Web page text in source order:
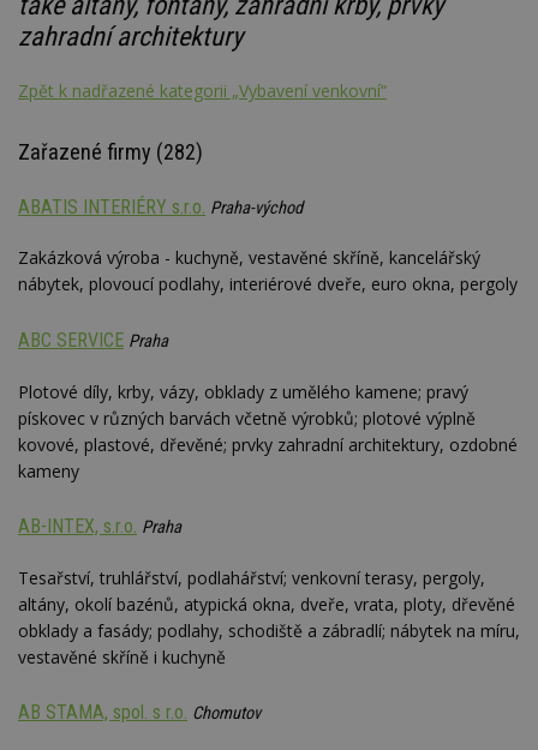
zahradní architektury
Zpět k nadřazené kategorii „Vybavení venkovní“
Zařazené firmy (282)
ABATIS INTERIÉRY s.r.o. Praha-východ
Zakázková výroba - kuchyně, vestavěné skříně, kancelářský
nábytek, plovoucí podlahy, interiérové dveře, euro okna, pergoly
ABC SERVICE Praha
Plotové díly, krby, vázy, obklady z umělého kamene; pravý
pískovec v různých barvách včetně výrobků; plotové výplně
kovové, plastové, dřevěné; prvky zahradní architektury, ozdobné
kameny
AB-INTEX, s.r.o. Praha
Tesařství, truhlářství, podlahářství; venkovní terasy, pergoly,
altány, okolí bazénů, atypická okna, dveře, vrata, ploty, dřevěné
obklady a fasády; podlahy, schodiště a zábradlí; nábytek na míru,
vestavěné skříně i kuchyně
AB STAMA, spol. s r.o. Chomutov